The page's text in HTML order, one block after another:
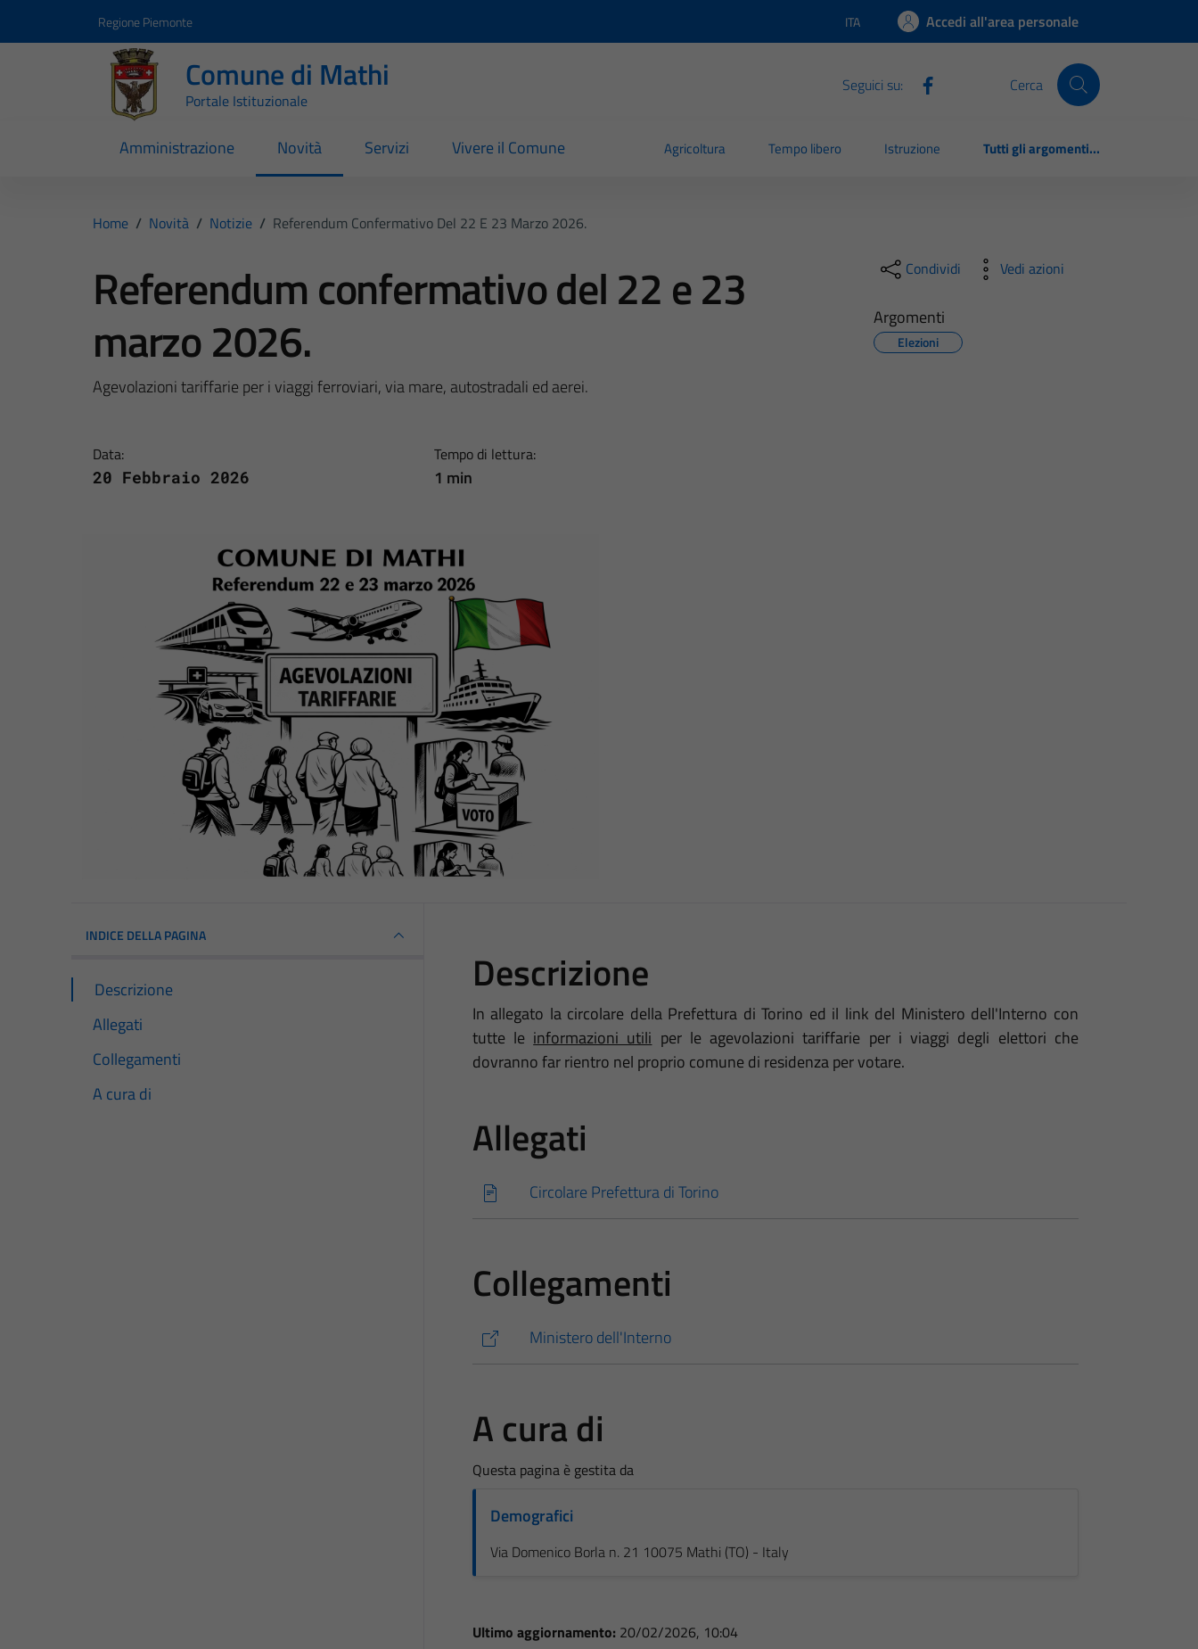
Regione Piemonte Lingua attiva:
ITA Accedi all'area personale
Comune di Mathi
Portale Istituzionale
Seguici su: Cerca
Amministrazione Novità Servizi Vivere il Comune Agricoltura Tempo libero Istruzione Tutti gli argomenti...
Home / Novità / Notizie / Referendum Confermativo Del 22 E 23 Marzo 2026.
Referendum confermativo del 22 e 23
marzo 2026.
Agevolazioni tariffarie per i viaggi ferroviari, via mare, autostradali ed aerei.
Data:
20 Febbraio 2026
Tempo di lettura:
1 min
Condividi Vedi azioni
Argomenti
Elezioni
INDICE DELLA PAGINA
Descrizione
Allegati
Collegamenti
A cura di
Descrizione
In allegato la circolare della Prefettura di Torino ed il link del Ministero dell'Interno con
tutte le informazioni utili per le agevolazioni tariffarie per i viaggi degli elettori che
dovranno far rientro nel proprio comune di residenza per votare.
Allegati
Circolare Prefettura di Torino
Collegamenti
Ministero dell'Interno
A cura di
Questa pagina è gestita da
Demografici
Via Domenico Borla n. 21 10075 Mathi (TO) - Italy
Ultimo aggiornamento: 20/02/2026, 10:04